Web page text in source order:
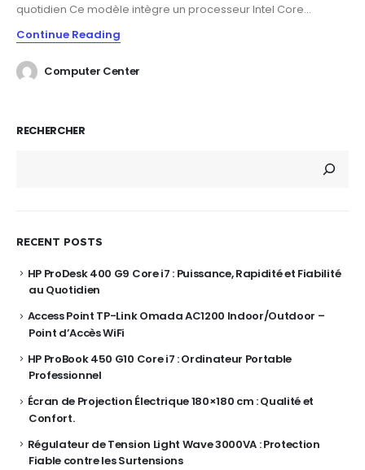
quotidien Ce modèle intègre un processeur Intel Core...
Continue Reading
Computer Center
RECHERCHER
RECENT POSTS
HP ProDesk 400 G9 Core i7 : Puissance, Rapidité et Fiabilité
au Quotidien
Access Point TP-Link Omada AC1200 Indoor/Outdoor –
Point d’Accès WiFi
HP ProBook 450 G10 Core i7 : Ordinateur Portable
Professionnel
Écran de Projection Électrique 180×180 cm : Qualité et
Confort.
Régulateur de Tension Light Wave 3000VA : Protection
Fiable contre les Surtensions